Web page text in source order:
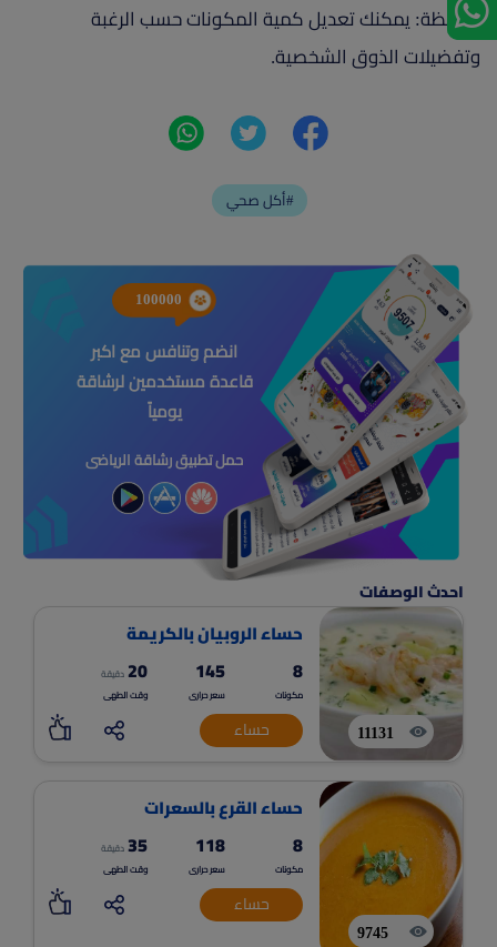
ملاحظة: يمكنك تعديل كمية المكونات حسب الرغبة
وتفضيلات الذوق الشخصية.
أكل صحي#
100000
انضم وتنافس مع اكبر
قاعدة مستخدمين لرشاقة
يومياً
حمل تطبيق رشاقة الرياضى
احدث الوصفات
11131
حساء الروبيان بالكريمة
8
مكونات
145
سعر حرارى
20 دقيقة
وقت الطهى
حساء
9745
حساء القرع بالسعرات
8
مكونات
118
سعر حرارى
35 دقيقة
وقت الطهى
حساء